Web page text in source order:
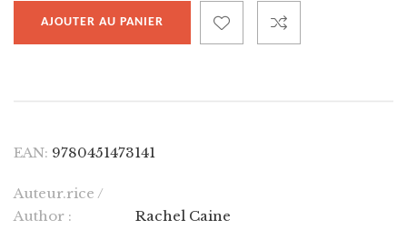
AJOUTER AU PANIER
EAN: 9780451473141
Auteur.rice /
Author :
Rachel Caine